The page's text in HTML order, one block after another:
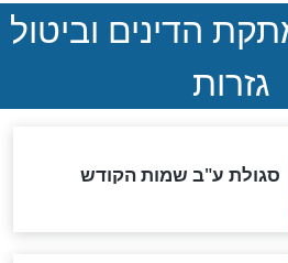
שאלה
האבוד שנחשף
מוסקבה: כתב היד
של הרשב"ם התגלה